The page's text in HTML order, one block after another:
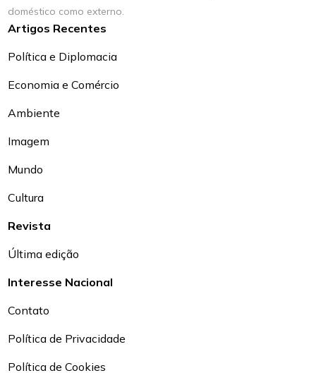
doméstico como externo.
Artigos Recentes
Política e Diplomacia
Economia e Comércio
Ambiente
Imagem
Mundo
Cultura
Revista
Última edição
Interesse Nacional
Contato
Política de Privacidade
Política de Cookies